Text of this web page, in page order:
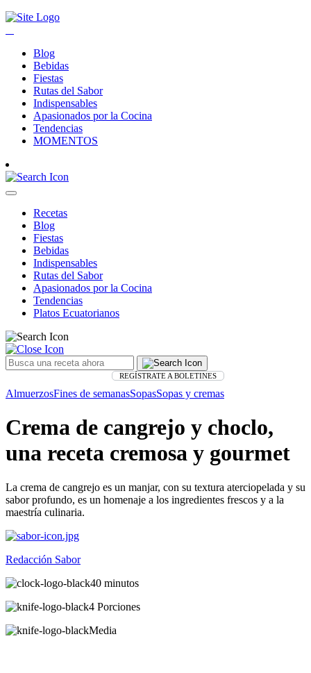
Blog
Bebidas
Fiestas
Rutas del Sabor
Indispensables
Apasionados por la Cocina
Tendencias
MOMENTOS
Recetas
Blog
Fiestas
Bebidas
Indispensables
Rutas del Sabor
Apasionados por la Cocina
Tendencias
Platos Ecuatorianos
REGÍSTRATE A BOLETINES
AlmuerzosFines de semanasSopasSopas y cremas
Crema de cangrejo y choclo,
una receta cremosa y gourmet
La crema de cangrejo es un manjar, con su textura aterciopelada y su
sabor profundo, es un homenaje a los ingredientes frescos y a la
maestría culinaria.
Redacción Sabor
40 minutos
4 Porciones
Media